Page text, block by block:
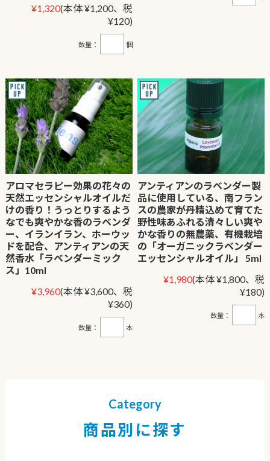
¥1,320(本体 ¥1,200、税
¥120)
数量： 個
アロマセラピー効果の花々の
天然エッセンシャルオイルだ
けの香り！うっとりするよう
なでも爽やかな香のラベンダ
ー、イランイラン、ホーウッ
ドを配合、アンティアンの天
然香水「ラベンダーミック
ス」10ml
¥3,960(本体 ¥3,600、税
¥360)
数量： 本
アンティアンのラベンダー製
品に使用している、南フラン
スの農家が丹精込めて育てた
野性味あふれる清々しい爽や
かな香りの無農薬、有機栽培
の「オーガニックラベンダー
エッセンシャルオイル」 5ml
¥1,980(本体 ¥1,800、税
¥180)
数量： 本
Category
商品別に探す